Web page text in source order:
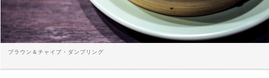
プラウン＆チャイブ・ダンプリング